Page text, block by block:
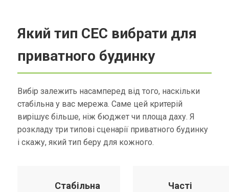
Який тип СЕС вибрати для
приватного будинку
Вибір залежить насамперед від того, наскільки
стабільна у вас мережа. Саме цей критерій
вирішує більше, ніж бюджет чи площа даху. Я
розкладу три типові сценарії приватного будинку
і скажу, який тип беру для кожного.
Стабільна
Часті